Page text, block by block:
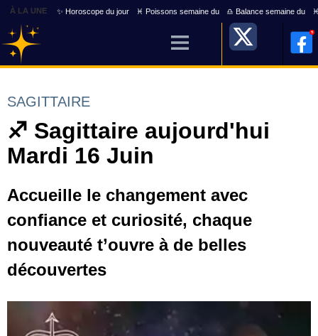
À LA UNE ✨ Horoscope du jour ♓ Poissons semaine du ♎ Balance semaine du
SAGITTAIRE
♐ Sagittaire aujourd'hui
Mardi 16 Juin
Accueille le changement avec
confiance et curiosité, chaque
nouveauté t’ouvre à de belles
découvertes